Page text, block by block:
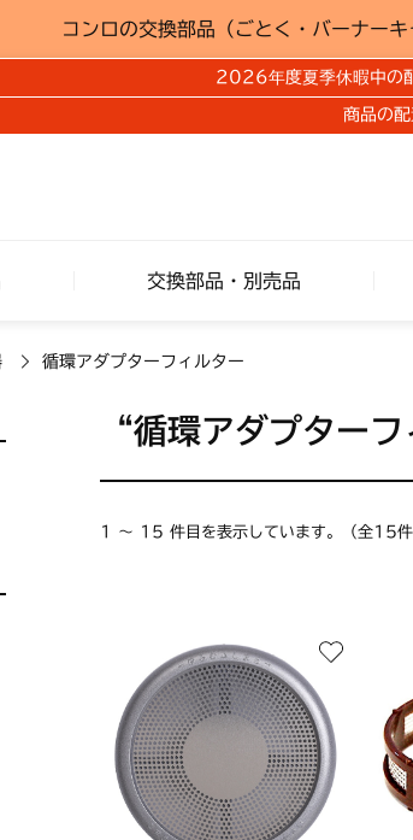
コンロの交換部品（ごとく・バーナー
2026年度夏季休暇中の
商品の
交換部品・別売品
循環アダプターフィルター
“循環アダプター
1 ～ 15 件目を表示しています。（全15件